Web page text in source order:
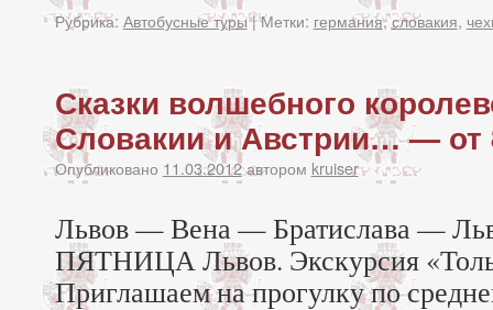
Рубрика: Автобусные туры|Метки: германия,словакия,
Сказки волшебного
Словакии и Австрии… — от
Опубликовано 11.03.2012автором kruiser
Львов — Вена — Братислава —
ПЯТНИЦА Львов. Экскурсия
Приглашаем на прогулку по